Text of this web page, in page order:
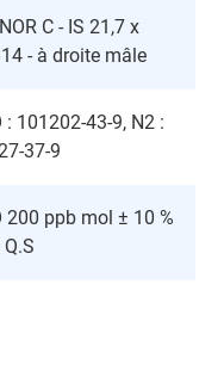
C - IS 21,7 x
- à droite mâle
: 101202-43-9, N2 :
37-9
200 ppb mol ± 10 %
Q.S